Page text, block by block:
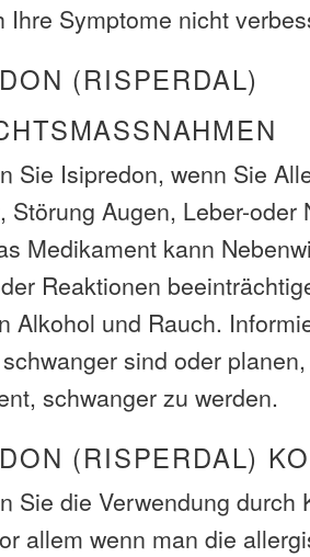
Ihre Symptome nicht
(RISPERDAL)
Sie Isipredon, wenn Sie
Störung Augen, Leber-oder
Medikament kann
Reaktionen
Alkohol und Rauch.
sind oder
schwanger zu werden.
(RISPERDAL)
Sie die Verwendung durch
allem wenn man die